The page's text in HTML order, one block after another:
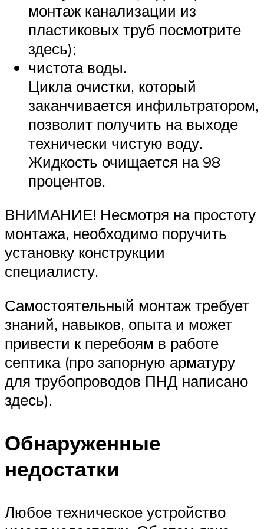
монтаж канализации из
пластиковых труб посмотрите
здесь);
чистота воды.
Цикла очистки, который
заканчивается инфильтратором,
позволит получить на выходе
технически чистую воду.
Жидкость очищается на 98
процентов.
ВНИМАНИЕ! Несмотря на простоту
монтажа, необходимо поручить
установку конструкции
специалисту.
Самостоятельный монтаж требует
знаний, навыков, опыта и может
привести к перебоям в работе
септика (про запорную арматуру
для трубопроводов ПНД написано
здесь).
Обнаруженные
недостатки
Любое техническое устройство